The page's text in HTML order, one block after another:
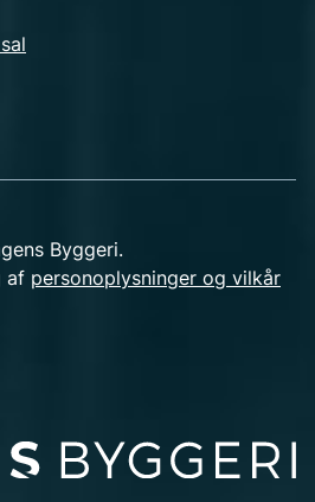
Byggeri.
af personoplysninger og vilkår